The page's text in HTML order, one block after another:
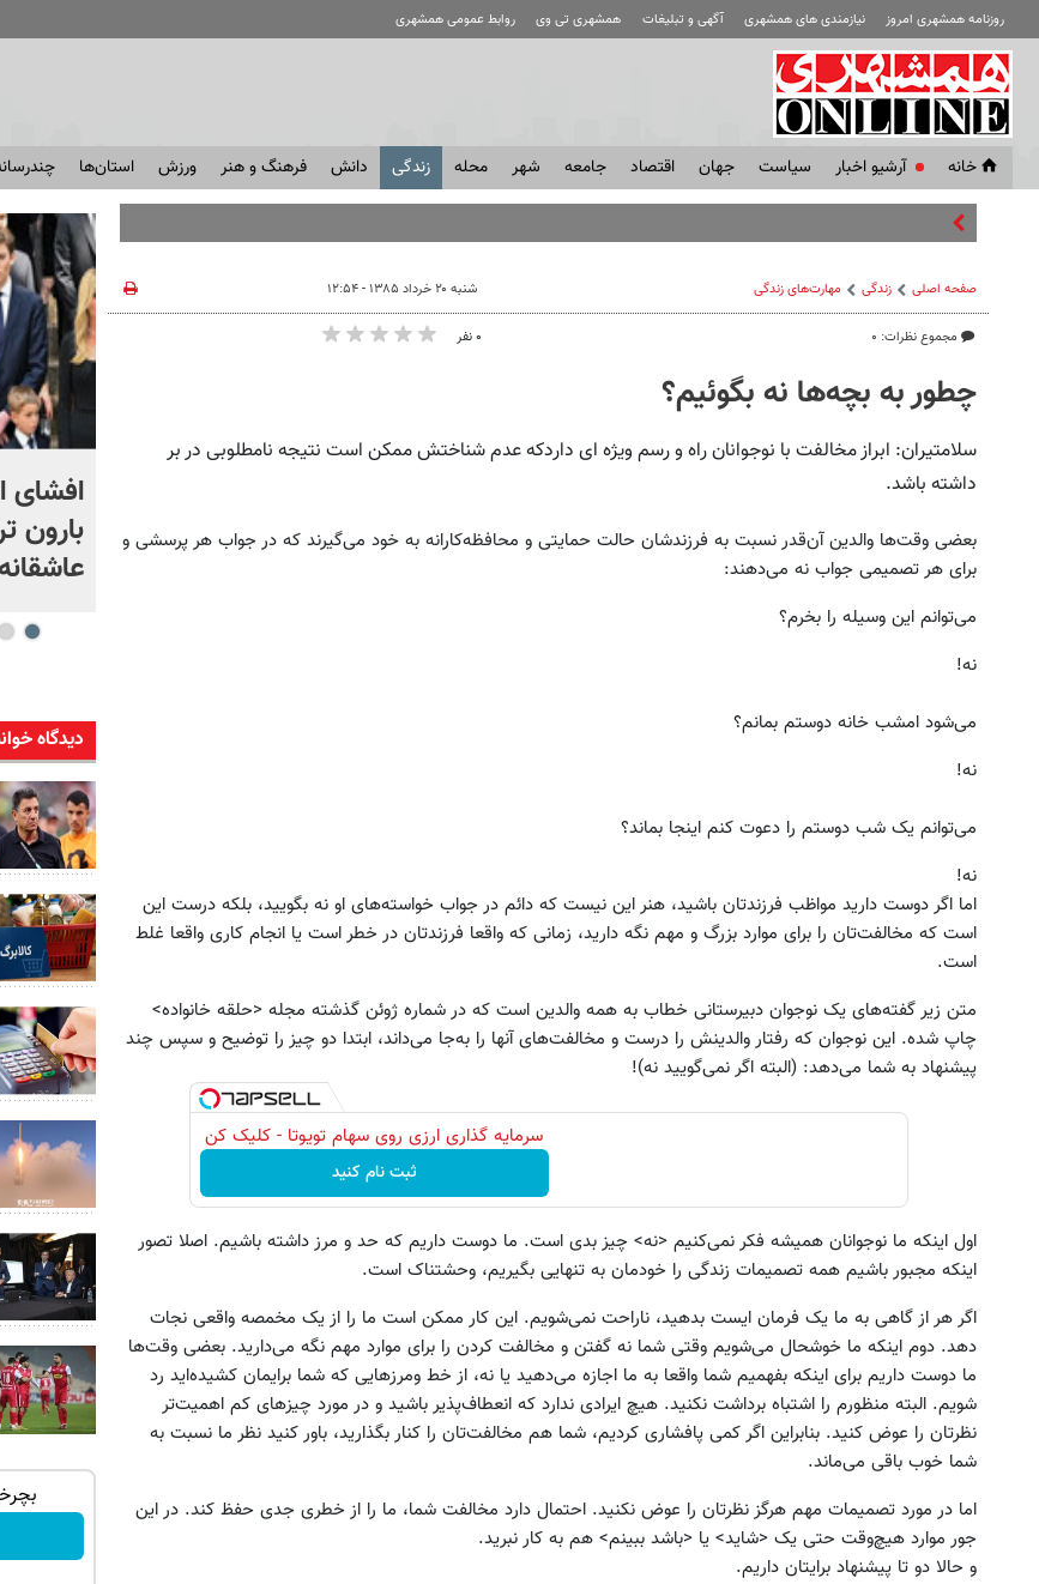
روزنامه همشهری امروز نیازمندی های همشهری آگهی و تبلیغات همشهری تی وی روابط عمومی همشهری
خانه آرشیو اخبار سياست جهان اقتصاد جامعه شهر محله زندگی دانش فرهنگ و هنر ورزش استان‌ها
صفحه اصلی زندگی مهارت‌های زندگی
مجموع نظرات: ۰
شنبه ۲۰ خرداد ۱۳۸۵ - ۱۲:۵۴
۰ نفر
چطور به بچه‌ها نه بگوئیم؟
سلامتیران: ابراز مخالفت با نوجوانان راه و رسم ویژه ای داردکه عدم شناختش ممکن است نتیجه نامطلوبی در بر
داشته باشد.
بعضی وقت‌ها والدین آن‌قدر نسبت به فرزندشان حالت حمایتی و محافظه‌کارانه به خود می‌گیرند که در جواب هر پرسشی و
برای هر تصمیمی جواب نه می‌دهند:
می‌توانم این وسیله را بخرم؟
نه!
می‌شود امشب خانه دوستم بمانم؟
نه!
می‌توانم یک شب دوستم را دعوت کنم اینجا بماند؟
نه!
اما اگر دوست دارید مواظب فرزندتان باشید، هنر این نیست که دائم در جواب خواسته‌های او نه بگویید، بلکه درست این
است که مخالفت‌تان را برای موارد بزرگ و مهم نگه دارید، زمانی که واقعا فرزندتان در خطر است یا انجام کاری واقعا غلط
است.
متن زیر گفته‌های یک نوجوان دبیرستانی خطاب به همه والدین است که در شماره ژوئن گذشته مجله <حلقه خانواده>
چاپ شده. این نوجوان که رفتار والدینش را درست و مخالفت‌های آنها را به‌جا می‌داند، ابتدا دو چیز را توضیح و سپس چند
پیشنهاد به شما می‌دهد: (البته اگر نمی‌گویید نه)!
سرمایه گذاری ارزی روی سهام تویوتا - کلیک کن
ثبت نام کنید
اول اینکه ما نوجوانان همیشه فکر نمی‌کنیم <نه> چیز بدی است. ما دوست داریم که حد و مرز داشته باشیم. اصلا تصور
اینکه مجبور باشیم همه تصمیمات زندگی را خودمان به تنهایی بگیریم، وحشتناک است.
اگر هر از گاهی به ما یک فرمان ایست بدهید، ناراحت نمی‌شویم. این کار ممکن است ما را از یک مخمصه واقعی نجات
دهد. دوم اینکه ما خوشحال می‌شویم وقتی شما نه گفتن و مخالفت کردن را برای موارد مهم نگه می‌دارید. بعضی وقت‌ها
ما دوست داریم برای اینکه بفهمیم شما واقعا به ما اجازه می‌دهید یا نه، از خط ومرزهایی که شما برایمان کشیده‌اید رد
شویم. البته منظورم را اشتباه برداشت نکنید. هیچ ایرادی ندارد که انعطاف‌پذیر باشید و در مورد چیزهای کم اهمیت‌تر
نظرتان را عوض کنید. بنابراین اگر کمی پافشاری کردیم، شما هم مخالفت‌تان را کنار بگذارید، باور کنید نظر ما نسبت به
شما خوب باقی می‌ماند.
اما در مورد تصمیمات مهم هرگز نظرتان را عوض نکنید. احتمال دارد مخالفت شما، ما را از خطری جدی حفظ کند. در این
جور موارد هیچ‌وقت حتی یک <شاید> یا <باشد ببینم> هم به کار نبرید.
و حالا دو تا پیشنهاد برایتان داریم.
نکشید!
افشای
بارون
دیدگاه
خودرو شما فقط با یک درخواست
آنلاین ✔
ثبت درخواست
چرا هنوز داری با درد راه میری؟ وقتی راه
درمان جلو پاته!
گوشی موبایل نوکیا رجیستر شده🔥 (پرداخت
درب منزل + تخفیف ویژه)